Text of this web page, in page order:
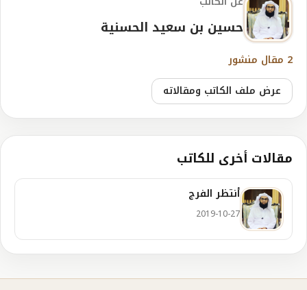
حسين بن سعيد الحسنية
2 مقال منشور
عرض ملف الكاتب ومقالاته
مقالات أخرى للكاتب
أنتظر الفرج
2019-10-27